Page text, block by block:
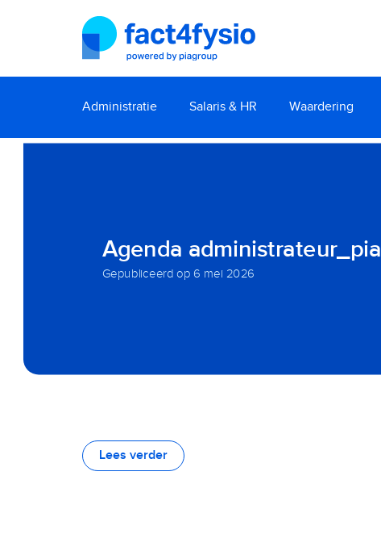
Administratie Salaris & HR Waardering
Agenda administrateur_pia
Gepubliceerd op 6 mei 2026
Lees verder